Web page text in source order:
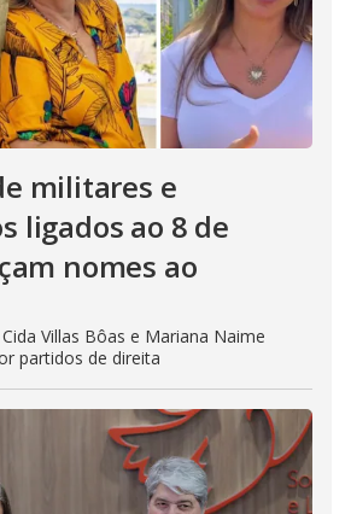
militares e
ligados ao 8 de
nomes ao
Villas Bôas e Mariana Naime
partidos de direita